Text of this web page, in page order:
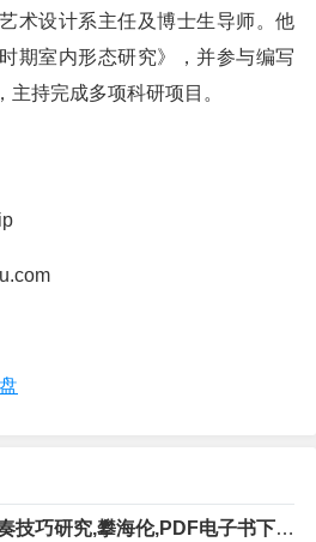
术设计系主任及博士生导师。他
期室内形态研究》，并参与编写
持完成多项科研项目。
技巧研究,攀海伦,PDF电子书下